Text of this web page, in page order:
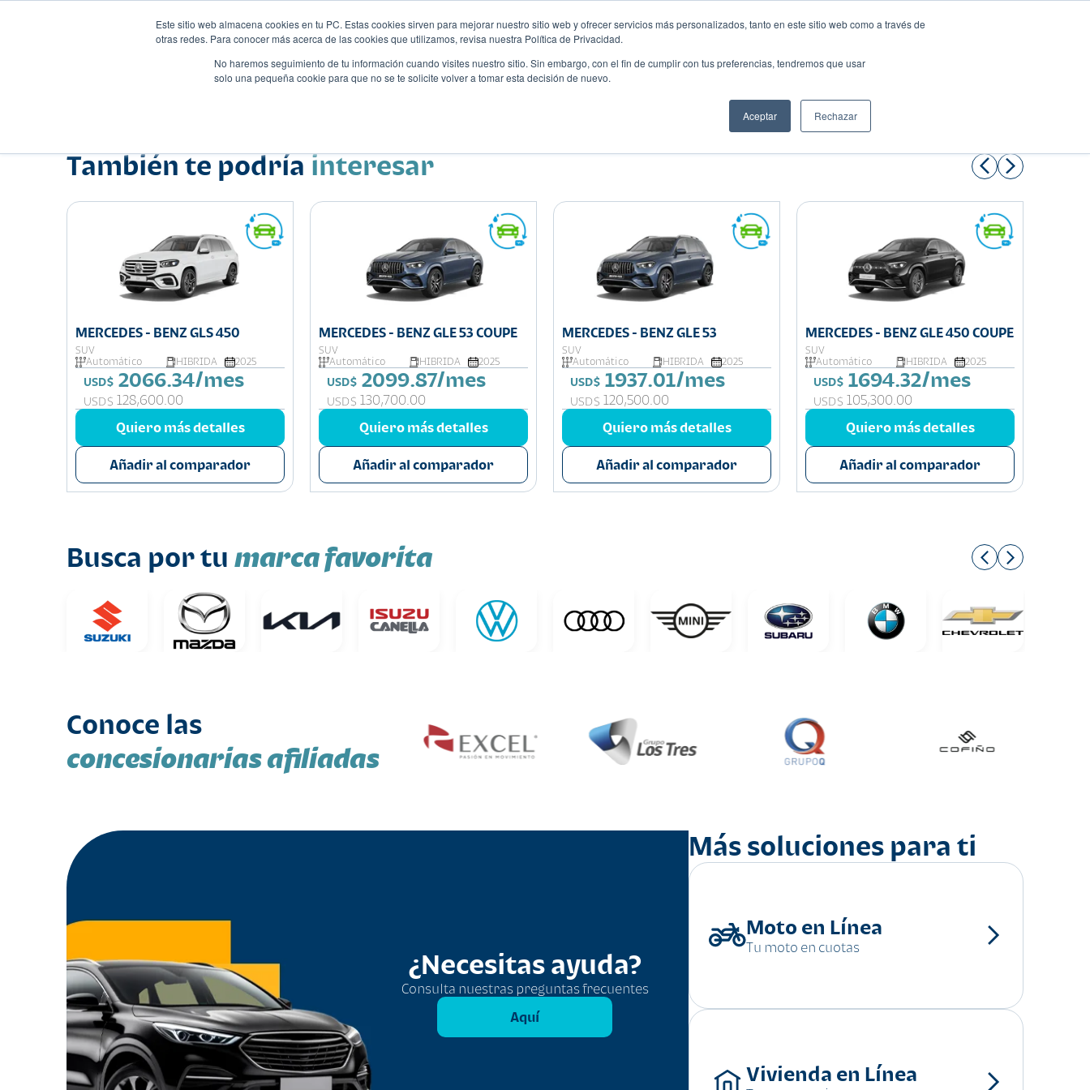
Este sitio web almacena cookies en tu PC. Estas cookies sirven para mejorar nuestro sitio web y ofrecer servicios más personalizados, tanto en este sitio web como a través de
otras redes. Para conocer más acerca de las cookies que utilizamos, revisa nuestra Política de Privacidad.
No haremos seguimiento de tu información cuando visites nuestro sitio. Sin embargo, con el fin de cumplir con tus preferencias, tendremos que usar
solo una pequeña cookie para que no se te solicite volver a tomar esta decisión de nuevo.
Aceptar Rechazar
Compartir:
También te podría interesar
MERCEDES - BENZ GLS 450
SUV
Automático
HIBRIDA 2025
USD$ 2066.34/mes
USD$ 128,600.00
Quiero más detalles
Añadir al comparador
MERCEDES - BENZ GLE 53 COUPE
SUV
Automático
HIBRIDA 2025
USD$ 2099.87/mes
USD$ 130,700.00
Quiero más detalles
Añadir al comparador
MERCEDES - BENZ GLE 53
SUV
Automático
HIBRIDA 2025
USD$ 1937.01/mes
USD$ 120,500.00
Quiero más detalles
Añadir al comparador
MERCEDES - BENZ GLE 450 COUPE
SUV
Automático
HIBRIDA 2025
USD$ 1694.32/mes
USD$ 105,300.00
Quiero más detalles
Añadir al comparador
Busca por tu marca favorita
Conoce las
concesionarias afiliadas
¿Necesitas ayuda?
Consulta nuestras preguntas frecuentes
Aquí
Más soluciones para ti
Moto en Línea
Tu moto en cuotas
Vivienda en Línea